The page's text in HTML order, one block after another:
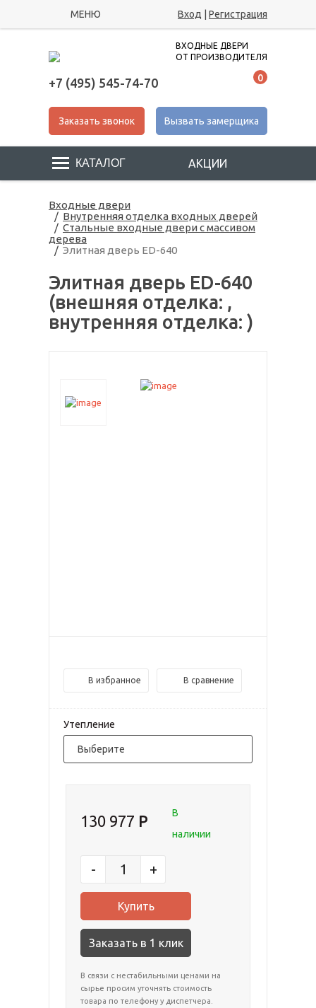
МЕНЮ Вход Регистрация
ВХОДНЫЕ ДВЕРИ
ОТ ПРОИЗВОДИТЕЛЯ
+7 (495) 545-74-70
Вызвать замерщика
Заказать звонок
0
АКЦИИ
Входные двери
Внутренняя отделка входных дверей
Стальные входные двери с массивом
дерева
Элитная дверь ED-640
Элитная дверь ED-640
(внешняя отделка: ,
внутренняя отделка: )
В избранное В сравнение
Утепление
Выберите
130 977
В
наличии
- +
Заказать в 1 клик
В связи с нестабильными ценами на
сырье просим уточнять стоимость
товара по телефону у диспетчера.